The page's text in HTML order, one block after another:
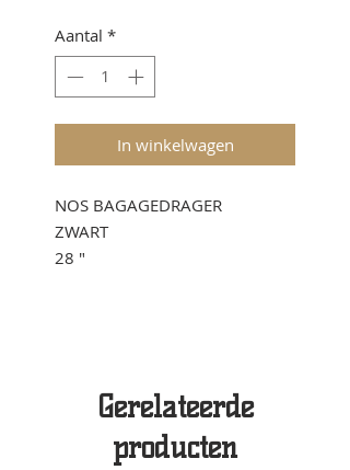
Aantal *
In winkelwagen
NOS BAGAGEDRAGER
ZWART
28 "
Gerelateerde
producten